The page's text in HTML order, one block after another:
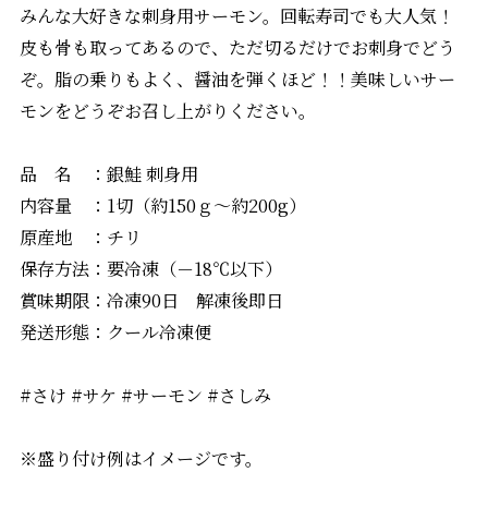
みんな大好きな刺身用サーモン。回転寿司でも大人気！
皮も骨も取ってあるので、ただ切るだけでお刺身でどう
ぞ。脂の乗りもよく、醤油を弾くほど！！美味しいサー
モンをどうぞお召し上がりください。
品 名 ：銀鮭 刺身用
内容量 ：1切（約150ｇ～約200g）
原産地 ：チリ
保存方法：要冷凍（－18℃以下）
賞味期限：冷凍90日 解凍後即日
発送形態：クール冷凍便
#さけ #サケ #サーモン #さしみ
※盛り付け例はイメージです。